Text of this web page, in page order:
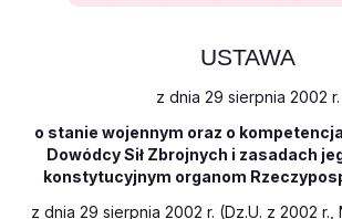
USTAWA
z dnia 29 sierpnia 2002 r.
o stanie wojennym oraz o
Dowódcy Sił Zbrojnych i zasadach
konstytucyjnym organom
z dnia 29 sierpnia 2002 r. (Dz.U. z 2002 r.,